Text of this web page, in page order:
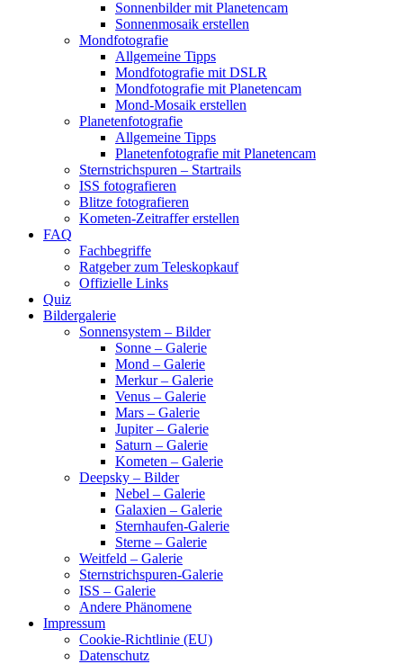
Sonnenbilder mit Planetencam
Sonnenmosaik erstellen
Mondfotografie
Allgemeine Tipps
Mondfotografie mit DSLR
Mondfotografie mit Planetencam
Mond-Mosaik erstellen
Planetenfotografie
Allgemeine Tipps
Planetenfotografie mit Planetencam
Sternstrichspuren – Startrails
ISS fotografieren
Blitze fotografieren
Kometen-Zeitraffer erstellen
FAQ
Fachbegriffe
Ratgeber zum Teleskopkauf
Offizielle Links
Quiz
Bildergalerie
Sonnensystem – Bilder
Sonne – Galerie
Mond – Galerie
Merkur – Galerie
Venus – Galerie
Mars – Galerie
Jupiter – Galerie
Saturn – Galerie
Kometen – Galerie
Deepsky – Bilder
Nebel – Galerie
Galaxien – Galerie
Sternhaufen-Galerie
Sterne – Galerie
Weitfeld – Galerie
Sternstrichspuren-Galerie
ISS – Galerie
Andere Phänomene
Impressum
Cookie-Richtlinie (EU)
Datenschutz